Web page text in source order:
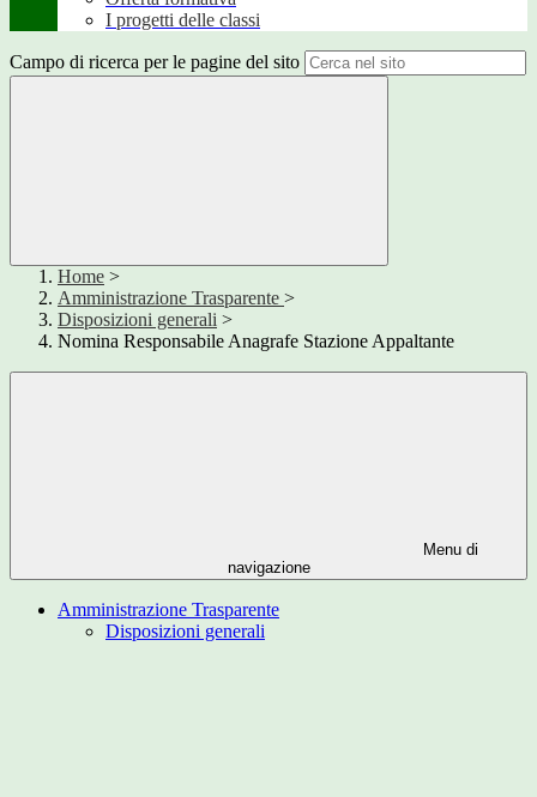
I progetti delle classi
Campo di ricerca per le pagine del sito
Home >
Amministrazione Trasparente >
Disposizioni generali >
Nomina Responsabile Anagrafe Stazione Appaltante
Menu di
navigazione
Amministrazione Trasparente
Disposizioni generali